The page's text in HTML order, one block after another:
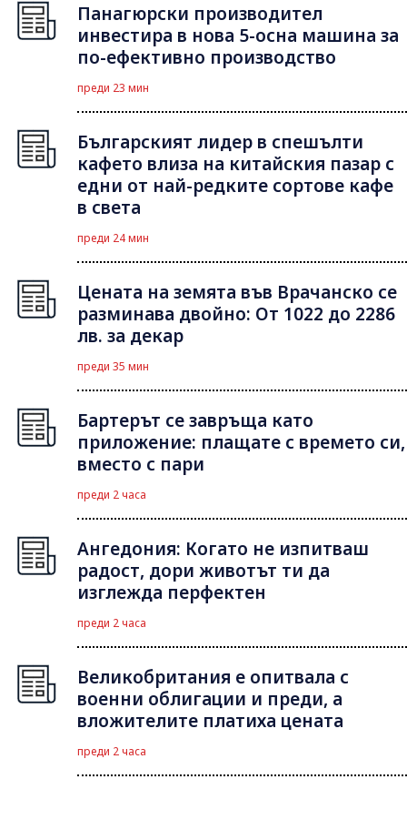
Панагюрски производител
инвестира в нова 5-осна машина за
по-ефективно производство
преди 23 мин
Българският лидер в спешълти
кафето влиза на китайския пазар с
едни от най-редките сортове кафе
в света
преди 24 мин
Цената на земята във Врачанско се
разминава двойно: От 1022 до 2286
лв. за декар
преди 35 мин
Бартерът се завръща като
приложение: плащате с времето си,
вместо с пари
преди 2 часа
Ангедония: Когато не изпитваш
радост, дори животът ти да
изглежда перфектен
преди 2 часа
Великобритания е опитвала с
военни облигации и преди, а
вложителите платиха цената
преди 2 часа